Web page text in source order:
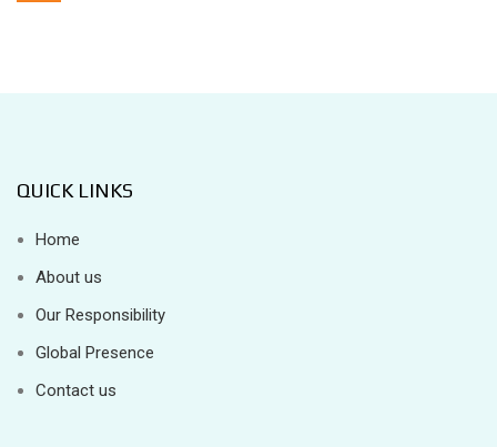
QUICK LINKS
Home
About us
Our Responsibility
Global Presence
Contact us